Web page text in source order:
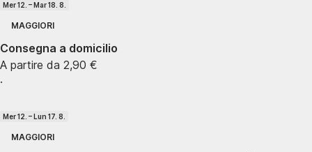
Mer 12. – Mar 18. 8.
MAGGIORI
Consegna a domicilio
A partire da 2,90 €
·
Mer 12. – Lun 17. 8.
MAGGIORI